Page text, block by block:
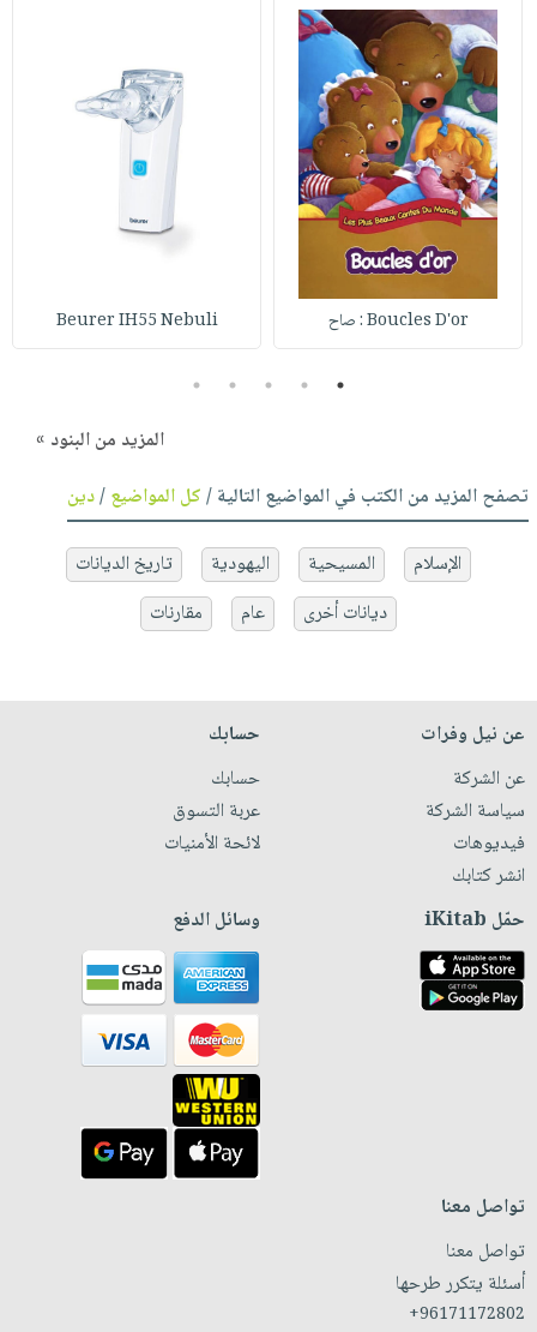
Boucles D'or : صاح Beurer IH55 Nebuli
1
2
3
4
5
المزيد من البنود »
تصفح المزيد من الكتب في المواضيع التالية /كل المواضيع/دين
الإسلام المسيحية اليهودية
تاريخ الديانات
ديانات أخرى
عام مقارنات
عن نيل وفرات
عن الشركة
سياسة الشركة
فيديوهات
انشر كتابك
حسابك
حسابك
عربة التسوق
لائحة الأمنيات
حمّل iKitab وسائل الدفع
تواصل معنا
تواصل معنا
أسئلة يتكرر طرحها
+96171172802